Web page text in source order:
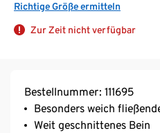
Richtige Größe ermitteln
Zur Zeit nicht verfügbar
Bestellnummer: 111695
Besonders weich
Weit geschnittenes Bein